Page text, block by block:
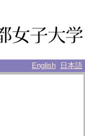
English 日本語